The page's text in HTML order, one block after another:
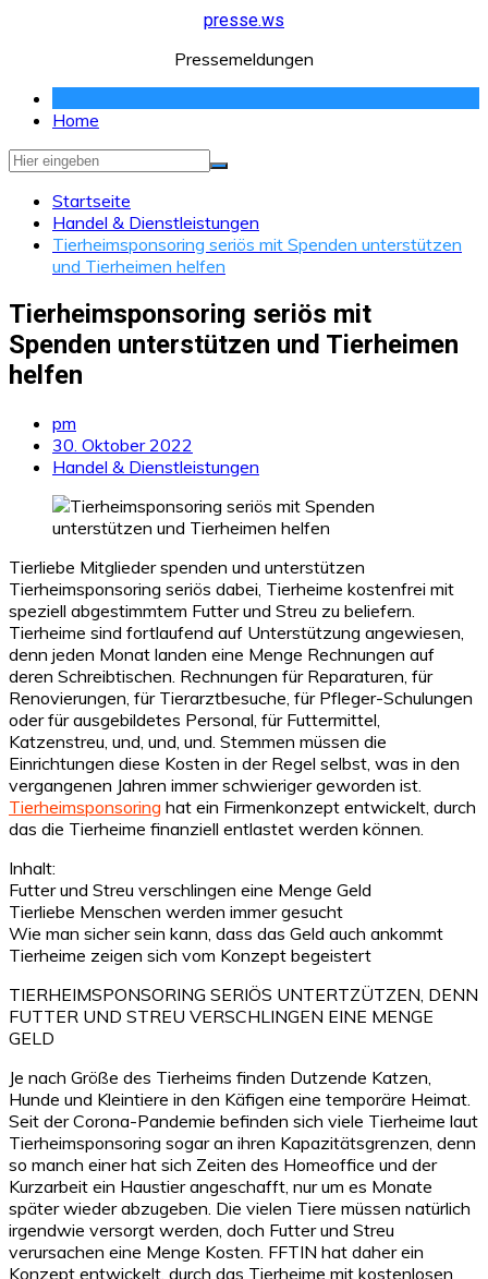
presse.ws
Pressemeldungen
Home
Startseite
Handel & Dienstleistungen
Tierheimsponsoring seriös mit Spenden unterstützen
und Tierheimen helfen
Tierheimsponsoring seriös mit
Spenden unterstützen und Tierheimen
helfen
pm
30. Oktober 2022
Handel & Dienstleistungen
Tierliebe Mitglieder spenden und unterstützen
Tierheimsponsoring seriös dabei, Tierheime kostenfrei mit
speziell abgestimmtem Futter und Streu zu beliefern.
Tierheime sind fortlaufend auf Unterstützung angewiesen,
denn jeden Monat landen eine Menge Rechnungen auf
deren Schreibtischen. Rechnungen für Reparaturen, für
Renovierungen, für Tierarztbesuche, für Pfleger-Schulungen
oder für ausgebildetes Personal, für Futtermittel,
Katzenstreu, und, und, und. Stemmen müssen die
Einrichtungen diese Kosten in der Regel selbst, was in den
vergangenen Jahren immer schwieriger geworden ist.
Tierheimsponsoring hat ein Firmenkonzept entwickelt, durch
das die Tierheime finanziell entlastet werden können.
Inhalt:
Futter und Streu verschlingen eine Menge Geld
Tierliebe Menschen werden immer gesucht
Wie man sicher sein kann, dass das Geld auch ankommt
Tierheime zeigen sich vom Konzept begeistert
TIERHEIMSPONSORING SERIÖS UNTERTZÜTZEN, DENN
FUTTER UND STREU VERSCHLINGEN EINE MENGE
GELD
Je nach Größe des Tierheims finden Dutzende Katzen,
Hunde und Kleintiere in den Käfigen eine temporäre Heimat.
Seit der Corona-Pandemie befinden sich viele Tierheime laut
Tierheimsponsoring sogar an ihren Kapazitätsgrenzen, denn
so manch einer hat sich Zeiten des Homeoffice und der
Kurzarbeit ein Haustier angeschafft, nur um es Monate
später wieder abzugeben. Die vielen Tiere müssen natürlich
irgendwie versorgt werden, doch Futter und Streu
verursachen eine Menge Kosten. FFTIN hat daher ein
Konzept entwickelt, durch das Tierheime mit kostenlosen